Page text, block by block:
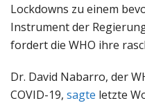
Lockdowns zu einem
Instrument der
fordert die WHO ihre
Dr. David Nabarro, der
COVID-19, sagte letzte